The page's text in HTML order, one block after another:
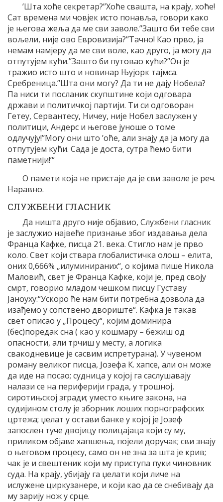
’Шта хоће секретар?’’Хоће свашта, на крају, хоће!
Сат времена ми човјек исто понавља, говори како
је његова жеља да ме сви заволе.’’Зашто би тебе сви
вољели, није ово Евровизија?’’Тачно! Као прво, ја
немам намјеру да ме сви воле, као друго, ја могу да
отпутујем кући.’’Зашто би путовао кући?’’Он је
тражио исто што и новинар Њујорк тајмса.
Сребреница.’’Шта они могу? Да ти не дају Нобела?
Па ниси ти посланик скупштине који одговара
држави и политичкој партији. Ти си одговоран
Гетеу, Сервантесу, Ничеу, није Нобел заслужен у
политици, Андерс и његове јуноше о томе
одлучују!’’Могу они што ’оће, али знају да ја могу да
отпутујем кући. Сада је доста, сутра ћемо бити
паметнији!’“
О памети која не пристаје да је сви заволе је реч.
Наравно.
СЛУЖБЕНИ ГЛАСНИК
Да ништа друго није објавио, Службени гласник
је заслужио највеће признање због издавања дела
Франца Кафке, писца 21. века. Стигло нам је прво
коло. Свет који ствара глобалистичка олош – елита,
оних 0,666% „илуминираних“, о којима пише Никола
Маловић, свет је Франца Кафке, који је, пред своју
смрт, говорио младом чешком писцу Густаву
Јаноуху:“Ускоро ће нам бити потребна дозвола да
изађемо у сопствено двориште“. Кафка је такав
свет описао у „Процесу“, којим доминира
(бес)поредак сна ( као у кошмару – бежиш од
опасности, али трчиш у месту, а логика
свакодневице је сасвим испретурана). У чувеном
роману великог писца, Јозефа К. хапсе, али он може
да иде на посао; судница у којој га саслушавају
налази се на периферији града, у трошној,
сиротињској згради; уместо књиге закона, на
судијином столу је зборник лоших порнографских
цртежа; џелат у остави банке у којој је Јозеф
запослен туче двојицу полицајаца који су му,
приликом објаве хапшења, појели доручак; сви знају
о његовом процесу, само он не зна за шта је крив;
чак је и свештеник који му приступа пуки чиновник
суда. На крају, убијају га џелати који личе на
ислужене циркузанере, и који као да се снебивају да
му зарију нож у срце.